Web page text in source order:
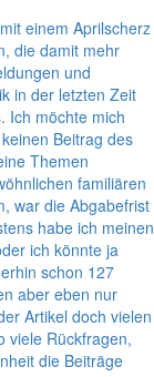
einem Aprilscherz
die damit mehr
und
in der letzten Zeit
Ich möchte mich
Beitrag des
Themen
familiären
war die Abgabefrist
habe ich meinen
ich könnte ja
schon 127
aber eben nur
Artikel doch vielen
viele Rückfragen,
die Beiträge